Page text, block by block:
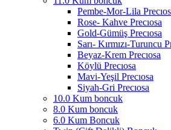
Pembe-Mor-Lila
Rose- Kahve Precıosa
Gold-Gümüş Precıosa
Sarı- Kırmızı-Turuncu
Beyaz-Krem Precıosa
Köylü Precıosa
Mavi-Yeşil Precıosa
Siyah-Gri Precıosa
10.0 Kum boncuk
8.0 Kum boncuk
6.0 Kum Boncuk